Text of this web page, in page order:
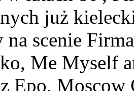
już
na scenie
Me Myself
Epo, Moscow